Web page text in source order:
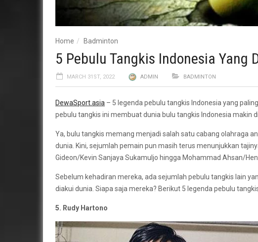
Home Badminton
5 Pebulu Tangkis Indonesia Yang
MARCH 31ST, 2022 ADMIN BADMINTON
DewaSport.asia – 5 legenda pebulu tangkis Indonesia yang
pebulu tangkis ini membuat dunia bulu tangkis Indonesia makin
Ya, bulu tangkis memang menjadi salah satu cabang olahraga
dunia. Kini, sejumlah pemain pun masih terus menunjukkan
Gideon/Kevin Sanjaya Sukamuljo hingga Mohammad Ahsan/
Sebelum kehadiran mereka, ada sejumlah pebulu tangkis lain
diakui dunia. Siapa saja mereka? Berikut 5 legenda pebulu
5. Rudy Hartono